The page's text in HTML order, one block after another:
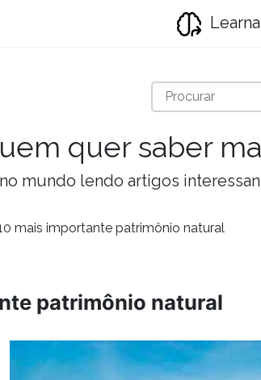
quer saber
mundo lendo artigos
mais importante patrimônio natural
patrimônio natural